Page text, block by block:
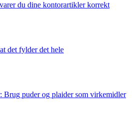
du dine kontorartikler korrekt
det fylder det hele
Brug puder og plaider som virkemidler